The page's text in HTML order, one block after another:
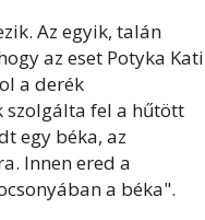
Az egyik, talán
az eset Potyka Kati
a derék
szolgálta fel a hűtött
egy béka, az
Innen ered a
a béka".